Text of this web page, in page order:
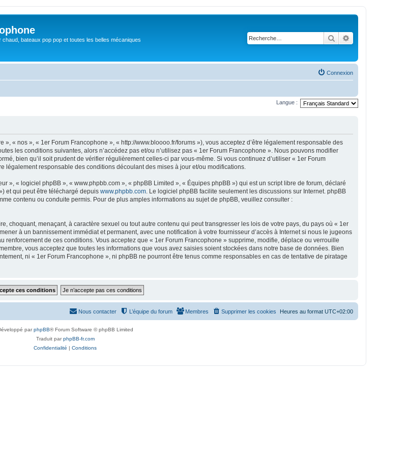
bateaux pop pop et toutes les belles mécaniques
Rechercher
Connexion
Langue :
« nos », « 1er Forum Francophone », « http://www.bloooo.fr/forums »), vous acceptez d’être légalement responsable des
les conditions suivantes, alors n’accédez pas et/ou n’utilisez pas « 1er Forum Francophone ». Nous pouvons modifier
bien qu’il soit prudent de vérifier régulièrement celles-ci par vous-même. Si vous continuez d’utiliser « 1er Forum
légalement responsable des conditions découlant des mises à jour et/ou modifications.
», « logiciel phpBB », « www.phpbb.com », « phpBB Limited », « Équipes phpBB ») qui est un script libre de forum, déclaré
et qui peut être téléchargé depuis www.phpbb.com. Le logiciel phpBB facilite seulement les discussions sur Internet. phpBB
contenu ou conduite permis. Pour de plus amples informations au sujet de phpBB, veuillez consulter :
choquant, menaçant, à caractère sexuel ou tout autre contenu qui peut transgresser les lois de votre pays, du pays où « 1er
à un bannissement immédiat et permanent, avec une notification à votre fournisseur d’accès à Internet si nous le jugeons
de ces conditions. Vous acceptez que « 1er Forum Francophone » supprime, modifie, déplace ou verrouille
vous acceptez que toutes les informations que vous avez saisies soient stockées dans notre base de données. Bien
ni « 1er Forum Francophone », ni phpBB ne pourront être tenus comme responsables en cas de tentative de piratage
Heures au format UTC+02:00
Supprimer les cookies
Membres
L’équipe du forum
Nous contacter
parphpBB® Forum Software © phpBB Limited
Traduit parphpBB-fr.com
Confidentialité | Conditions